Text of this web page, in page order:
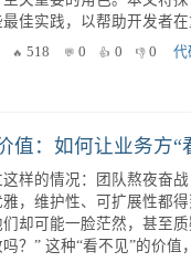
99 0 0 0 产
重构是一个重要的技术
不改变其外部行为。注
关重要的角色。本文将
佳实践，以帮助开发者
518 0 0 0 代